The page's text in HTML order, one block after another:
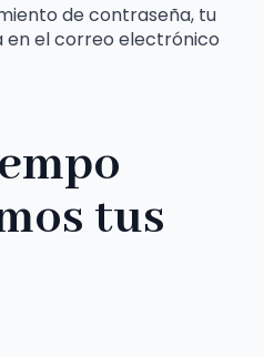
de contraseña, tu
en el correo electrónico
tus